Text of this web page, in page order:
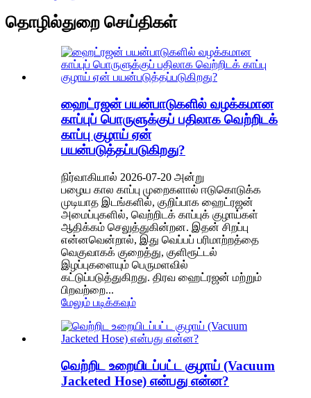
தொழில்துறை செய்திகள்
ஹைட்ரஜன் பயன்பாடுகளில் வழக்கமான
காப்புப் பொருளுக்குப் பதிலாக வெற்றிடக்
காப்பு குழாய் ஏன்
பயன்படுத்தப்படுகிறது?
நிர்வாகியால் 2026-07-20 அன்று
பழைய கால காப்பு முறைகளால் ஈடுகொடுக்க
முடியாத இடங்களில், குறிப்பாக ஹைட்ரஜன்
அமைப்புகளில், வெற்றிடக் காப்புக் குழாய்கள்
ஆதிக்கம் செலுத்துகின்றன. இதன் சிறப்பு
என்னவென்றால், இது வெப்பப் பரிமாற்றத்தை
வெகுவாகக் குறைத்து, குளிரூட்டல்
இழப்புகளையும் பெருமளவில்
கட்டுப்படுத்துகிறது. திரவ ஹைட்ரஜன் மற்றும்
பிறவற்றை...
மேலும் படிக்கவும்
வெற்றிட உறையிடப்பட்ட குழாய் (Vacuum
Jacketed Hose) என்பது என்ன?